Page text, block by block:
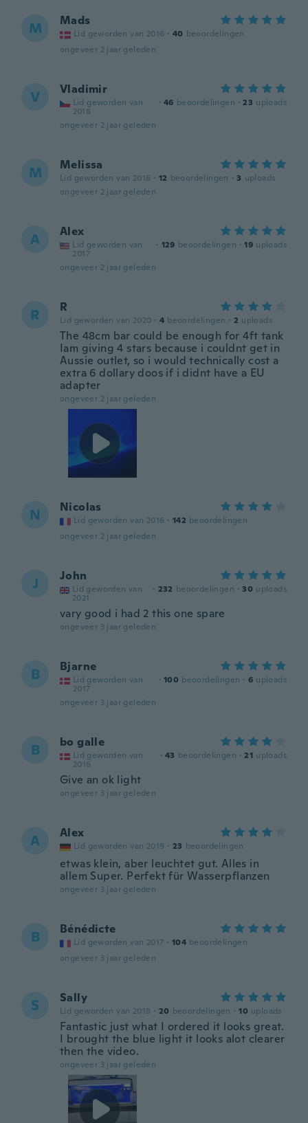
M Mads
Lid geworden van 2016 · 40 beoordelingen
ongeveer 2 jaar geleden
V Vladimir
Lid geworden van
2018
· 46 beoordelingen · 23 uploads
ongeveer 2 jaar geleden
M Melissa
Lid geworden van 2016 · 12 beoordelingen · 3 uploads
ongeveer 2 jaar geleden
A Alex
Lid geworden van
2017
· 129 beoordelingen · 19 uploads
ongeveer 2 jaar geleden
R R
Lid geworden van 2020 · 4 beoordelingen · 2 uploads
The 48cm bar could be enough for 4ft tank
Iam giving 4 stars because i couldnt get in
Aussie outlet, so i would technically cost a
extra 6 dollary doos if i didnt have a EU
adapter
ongeveer 2 jaar geleden
N Nicolas
Lid geworden van 2016 · 142 beoordelingen
ongeveer 2 jaar geleden
J John
Lid geworden van
2021
· 232 beoordelingen · 30 uploads
vary good i had 2 this one spare
ongeveer 3 jaar geleden
B Bjarne
Lid geworden van
2017
· 100 beoordelingen · 6 uploads
ongeveer 3 jaar geleden
B bo galle
Lid geworden van
2016
· 43 beoordelingen · 21 uploads
Give an ok light
ongeveer 3 jaar geleden
A Alex
Lid geworden van 2019 · 23 beoordelingen
etwas klein, aber leuchtet gut. Alles in
allem Super. Perfekt für Wasserpflanzen
ongeveer 3 jaar geleden
B Bénédicte
Lid geworden van 2017 · 104 beoordelingen
ongeveer 3 jaar geleden
S Sally
Lid geworden van 2018 · 20 beoordelingen · 10 uploads
Fantastic just what I ordered it looks great.
I brought the blue light it looks alot clearer
then the video.
ongeveer 3 jaar geleden